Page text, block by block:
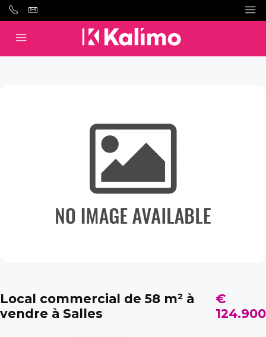
Local commercial de 58 m² à
vendre à Salles
€
124.900